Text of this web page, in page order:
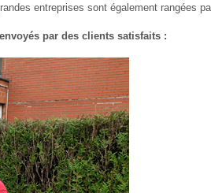
entreprises sont également rangées
par des clients satisfaits :